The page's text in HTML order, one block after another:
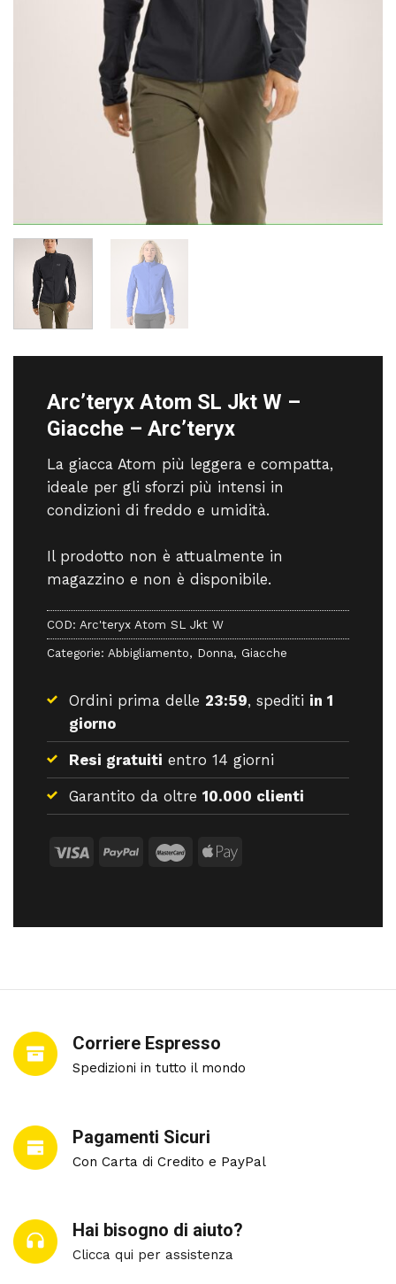
Arc’teryx Atom SL Jkt W –
Giacche – Arc’teryx
La giacca Atom più leggera e compatta,
ideale per gli sforzi più intensi in
condizioni di freddo e umidità.
Il prodotto non è attualmente in
magazzino e non è disponibile.
COD: Arc'teryx Atom SL Jkt W
Categorie: Abbigliamento, Donna, Giacche
Ordini prima delle 23:59, spediti in 1
giorno
Resi gratuiti entro 14 giorni
Garantito da oltre 10.000 clienti
Corriere Espresso
Spedizioni in tutto il mondo
Pagamenti Sicuri
Con Carta di Credito e PayPal
Hai bisogno di aiuto?
Clicca qui per assistenza